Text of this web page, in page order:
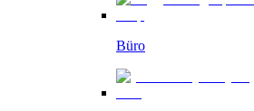
Büro